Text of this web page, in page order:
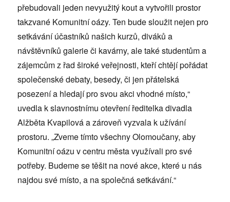
přebudovali jeden nevyužitý kout a vytvořili prostor
takzvané Komunitní oázy. Ten bude sloužit nejen pro
setkávání účastníků našich kurzů, diváků a
návštěvníků galerie či kavárny, ale také studentům a
zájemcům z řad široké veřejnosti, kteří chtějí pořádat
společenské debaty, besedy, či jen přátelská
posezení a hledají pro svou akci vhodné místo,“
uvedla k slavnostnímu otevření ředitelka divadla
Alžběta Kvapilová a zároveň vyzvala k užívání
prostoru. „Zveme tímto všechny Olomoučany, aby
Komunitní oázu v centru města využívali pro své
potřeby. Budeme se těšit na nové akce, které u nás
najdou své místo, a na společná setkávání.“